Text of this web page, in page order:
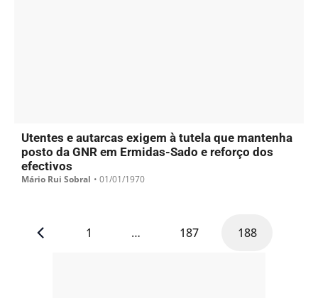
Utentes e autarcas exigem à tutela que mantenha
posto da GNR em Ermidas-Sado e reforço dos
efectivos
Mário Rui Sobral • 01/01/1970
1 … 187 188